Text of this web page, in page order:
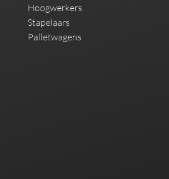
Hoogwerkers
Stapelaars
Palletwagens